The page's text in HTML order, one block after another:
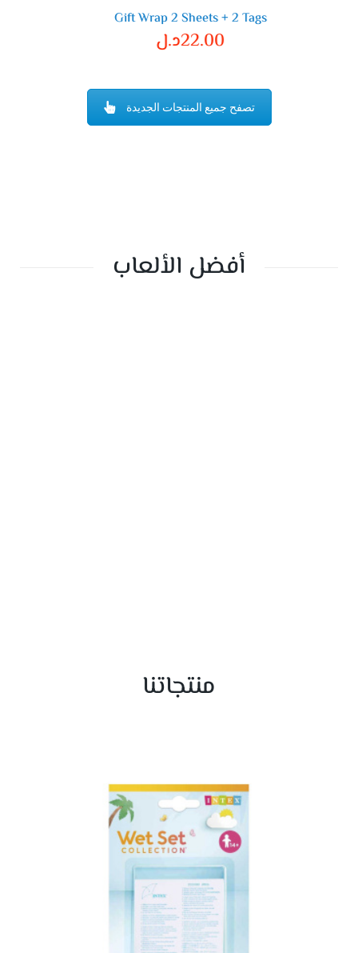
Gift Wrap 2 Sheets + 2 Tags
22.00د.ل
تصفح جميع المنتجات الجديدة
أفضل الألعاب
منتجاتنا